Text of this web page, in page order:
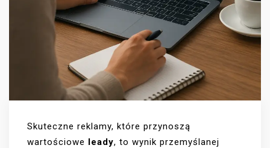
Skuteczne reklamy, które przynoszą
wartościowe leady, to wynik przemyślanej